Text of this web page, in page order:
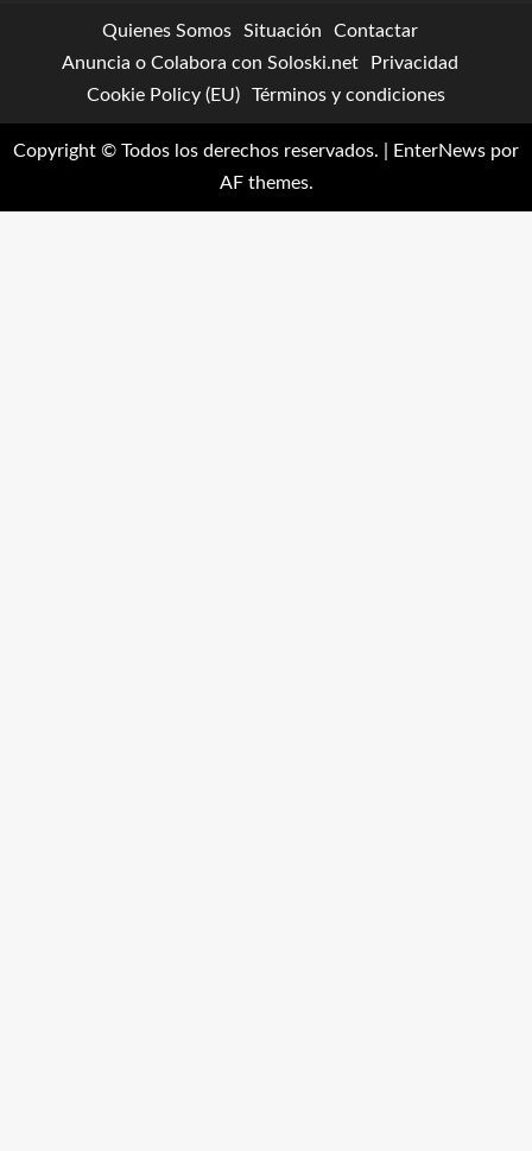
Quienes Somos Situación
Contactar
Anuncia o Colabora con Soloski.net
Privacidad
Cookie Policy (EU)
Términos y condiciones
Copyright © Todos los derechos reservados. EnterNews por
AF themes.